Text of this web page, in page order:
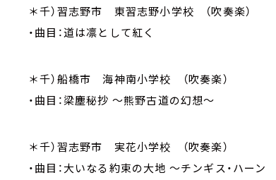
＊千）習志野市 東習志野小学校 （吹奏楽）
・曲目：道は凛として紅く
＊千）船橋市 海神南小学校 （吹奏楽）
・曲目：梁塵秘抄 ～熊野古道の幻想～
＊千）習志野市 実花小学校 （吹奏楽）
・曲目：大いなる約束の大地 ～チンギス・ハーン